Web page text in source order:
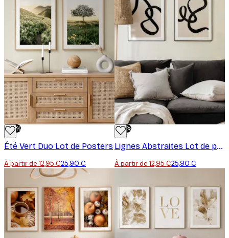
-50%
Été Vert Duo Lot de Posters
À partir de 12,95 €25,90 €
-50%
Lignes Abstraites Lot de posters
À partir de 12,95 €25,90 €